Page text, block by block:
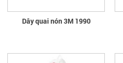
Dây quai nón 3M 1990